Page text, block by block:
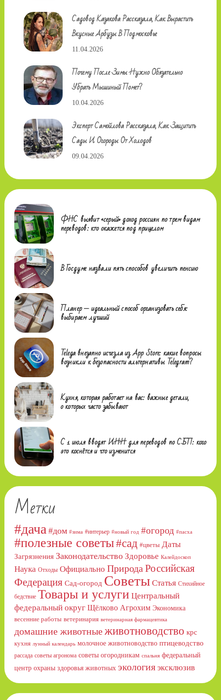
Садовод Казакова Рассказала, Как Вырастить
Вкусные Арбузы В Подмосковье
11.04.2026
Почему После Зимы Нужно Обязательно
Убрать Мышиный Помет?
10.04.2026
Эксперт Самойлова Рассказала, Как Защитить
Сады И Огороды От Холодов
09.04.2026
ФНС выявит «серый» доход россиян по трем видам
переводов: кто окажется под прицелом
В Госдуме назвали пять способов увеличить пенсию
Планер — идеальный способ организовать себя:
выбираем лучший
Telega внезапно исчезла из App Store: какие вопросы
возникли к безопасности альтернативы Telegram?
Кухня, которая работает на вас: важные детали,
о которых часто забывают
С 1 июля вводят ИНН для переводов по СБП: кого
это коснётся и что изменится
Метки
#дача #дом #зима #интерьер #новый год #огород #пасха
#полезные советы#сад #цветы Даты
Загрязнения Законодательство Здоровье Калейдоскоп
Наука Отходы Официально Природа Российская
Федерация Сад-огород Советы Статья Стихийное
бедствие Товары и услуги Центральный
федеральный округ Щёлково Агрохим Экономика
весенние работы ветеринария ветеринарная фармацевтика
домашние животныеживотноводство крс
кухня лунный календарь молочное животноводство птицеводство
рассада советы агронома советы огородникам спальня федеральный
центр охраны здоровья животных экология эксклюзив